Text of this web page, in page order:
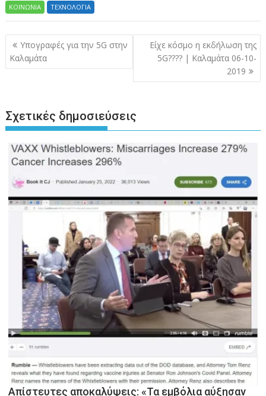
ΚΟΙΝΩΝΙΑ ΤΕΧΝΟΛΟΓΙΑ
Πλοήγηση
άρθρων
Υπογραφές για την 5G στην
Καλαμάτα
Είχε κόσμο η εκδήλωση της
5G???? | Καλαμάτα 06-10-
2019
Σχετικές δημοσιεύσεις
Απίστευτες αποκαλύψεις: «Τα εμβόλια αύξησαν